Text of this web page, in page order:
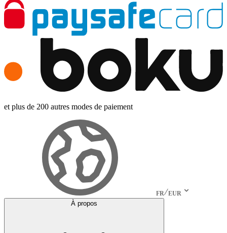
et plus de 200 autres modes de paiement
FR EUR
À propos